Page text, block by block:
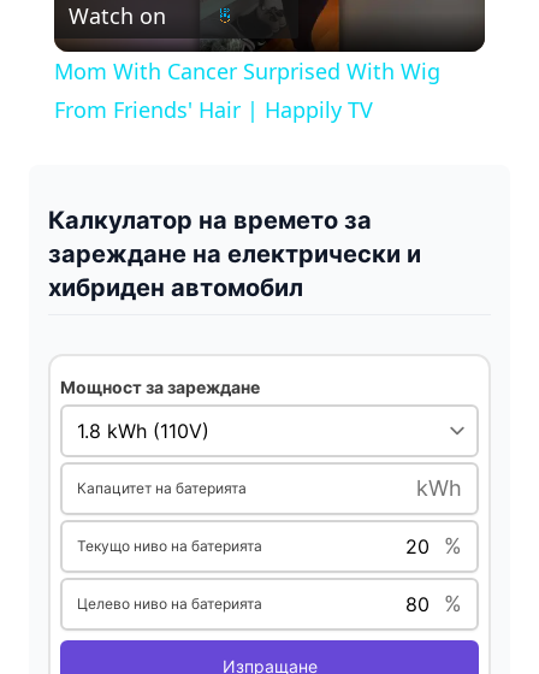
l
a
V
d
e
Watch on
Mom With Cancer Surprised With Wig
From Friends' Hair | Happily TV
Калкулатор на времето за
зареждане на електрически и
хибриден автомобил
Мощност за зареждане
Капацитет на батерията kWh
Текущо ниво на батерията %
Целево ниво на батерията %
Изпращане